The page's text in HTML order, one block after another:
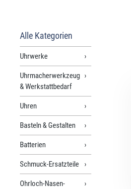
Alle Kategorien
Uhrwerke
Uhrmacherwerkzeug
& Werkstattbedarf
Uhren
Basteln & Gestalten
Batterien
Schmuck-Ersatzteile
Ohrloch-Nasen-